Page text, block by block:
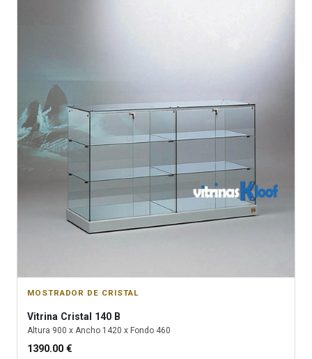
MOSTRADOR DE CRISTAL
Vitrina Cristal 140 B
Altura 900 x Ancho 1420 x Fondo 460
1390.00 €